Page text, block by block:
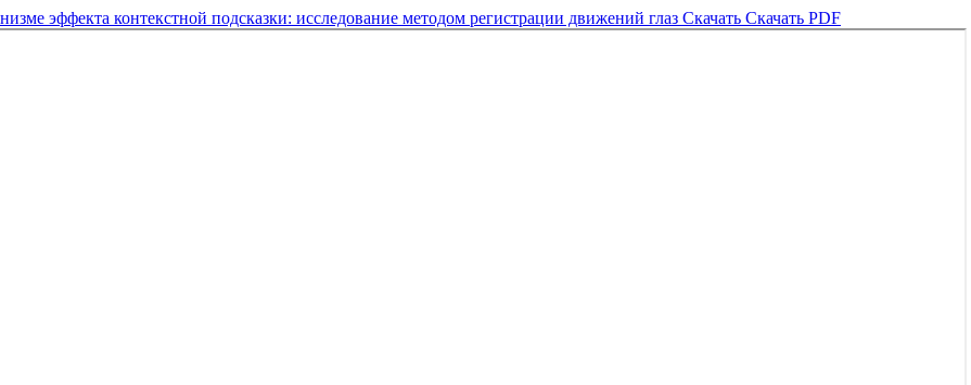
эффекта контекстной подсказки: исследование методом регистрации движений глаз Скачать Скачать PDF